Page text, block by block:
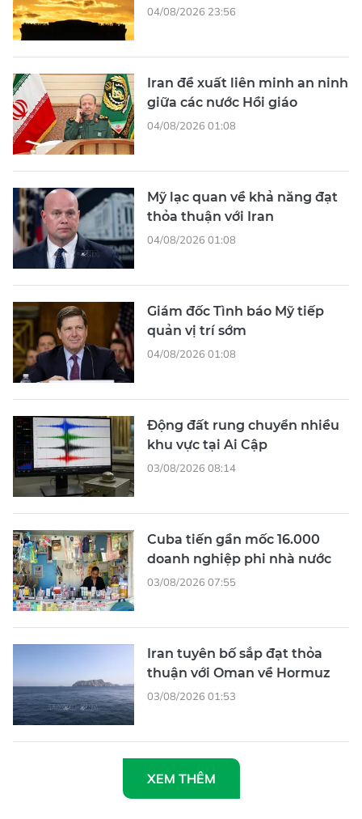
04/08/2026 23:56
Iran đề xuất liên minh an ninh
giữa các nước Hồi giáo
04/08/2026 01:08
Mỹ lạc quan về khả năng đạt
thỏa thuận với Iran
04/08/2026 01:08
Giám đốc Tình báo Mỹ tiếp
quản vị trí sớm
04/08/2026 01:08
Động đất rung chuyển nhiều
khu vực tại Ai Cập
03/08/2026 08:14
Cuba tiến gần mốc 16.000
doanh nghiệp phi nhà nước
03/08/2026 07:55
Iran tuyên bố sắp đạt thỏa
thuận với Oman về Hormuz
03/08/2026 01:53
XEM THÊM